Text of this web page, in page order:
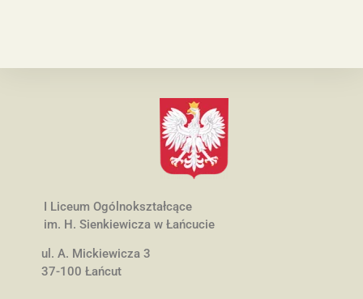
I Liceum Ogólnokształcące
im. H. Sienkiewicza w Łańcucie
ul. A. Mickiewicza 3
37-100 Łańcut